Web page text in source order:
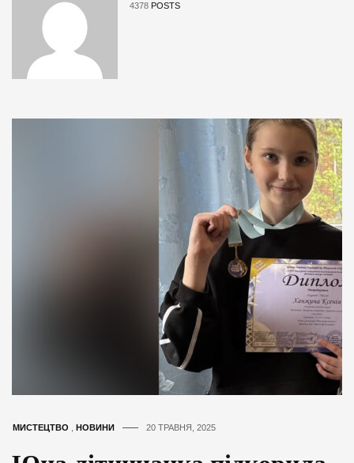
4378 POSTS
МИСТЕЦТВО НОВИНИ 20 ТРАВНЯ, 2025